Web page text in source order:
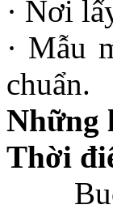
· Nơi
· Mẫu
chuẩn.
Những
Thời
Buổi